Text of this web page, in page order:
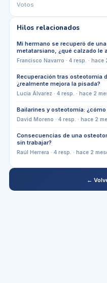
Votos
Hilos relacionados
Mi hermano se recuperó de
metatarsiano, ¿qué calzado le
Francisco Navarro · 4resp. · hace
Recuperación tras osteotomía
¿realmente mejora la pisada?
Lucía Álvarez · 4resp. · hace 2
Bailarines y osteotomía:
David Moreno · 4resp. · hace 2
Consecuencias de una
sin trabajar?
Raúl Herrera · 4resp. · hace 2
←